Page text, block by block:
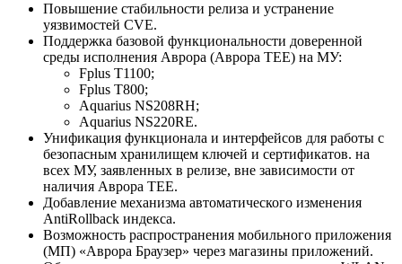
Повышение стабильности релиза и устранение
уязвимостей CVE.
Поддержка базовой функциональности доверенной
среды исполнения Аврора (Аврора ТЕЕ) на МУ:
Fplus T1100;
Fplus T800;
Aquarius NS208RH;
Aquarius NS220RE.
Унификация функционала и интерфейсов для работы с
безопасным хранилищем ключей и сертификатов. на
всех МУ, заявленных в релизе, вне зависимости от
наличия Аврора TEE.
Добавление механизма автоматического изменения
AntiRollback индекса.
Возможность распространения мобильного приложения
(МП) «Аврора Браузер» через магазины приложений.